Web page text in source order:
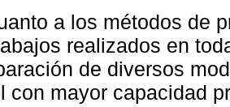
a los métodos de
realizados en
de diversos
con mayor capacidad